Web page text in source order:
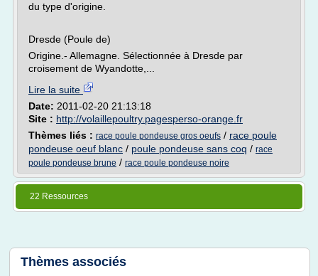
du type d'origine.
Dresde (Poule de)
Origine.- Allemagne. Sélectionnée à Dresde par
croisement de Wyandotte,...
Lire la suite
Date: 2011-02-20 21:13:18
Site : http://volaillepoultry.pagesperso-orange.fr
Thèmes liés : race poule pondeuse gros oeufs / race poule
pondeuse oeuf blanc / poule pondeuse sans coq / race
poule pondeuse brune / race poule pondeuse noire
22 Ressources
Thèmes associés